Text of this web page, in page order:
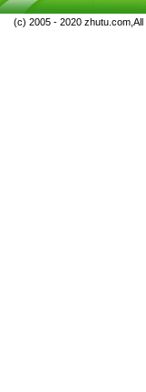
(c) 2005 - 2020